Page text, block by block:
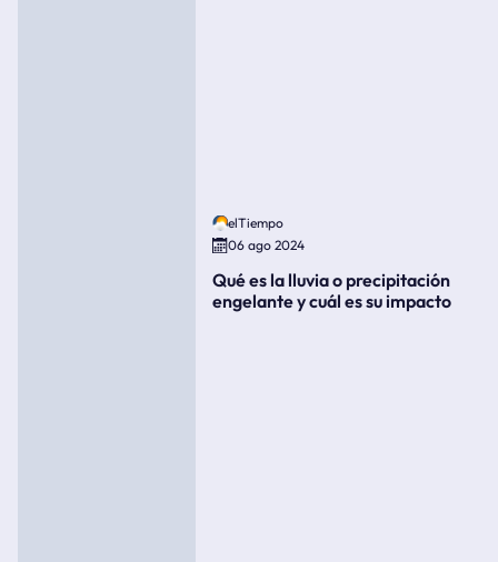
elTiempo
06 ago 2024
Qué es la lluvia o precipitación
engelante y cuál es su impacto